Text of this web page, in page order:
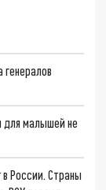
для малышей не
России. Страны